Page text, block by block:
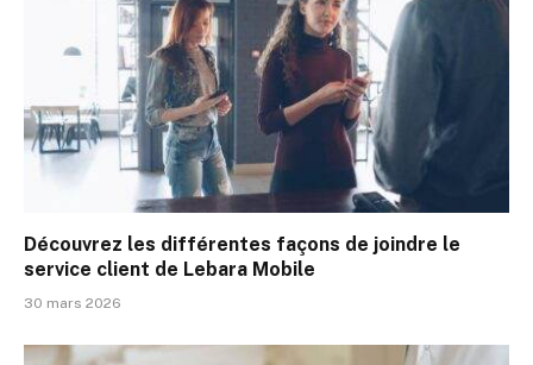
Découvrez les différentes façons de joindre le
service client de Lebara Mobile
30 mars 2026